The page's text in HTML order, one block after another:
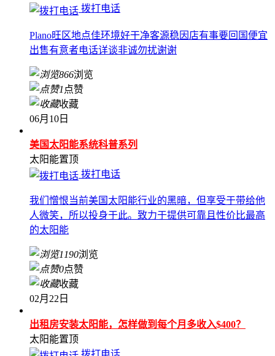
拨打电话
Plano旺区地点佳环境好干净客源稳因店有事要回国便宜
出售有意者电话详谈非诚勿扰谢谢
866浏览
1 点赞
收藏
06月10日
美国太阳能系统科普系列
太阳能置顶
拨打电话
我们憎恨当前美国太阳能行业的黑暗，但享受于带给他
人微笑，所以投身于此。致力于提供可靠且性价比最高
的太阳能
1190浏览
0点赞
收藏
02月22日
出租房安装太阳能，怎样做到每个月多收入$400？
太阳能置顶
拨打电话